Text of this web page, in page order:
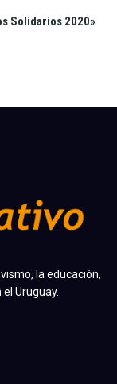
Solidarios 2020»
la educación,
Uruguay.